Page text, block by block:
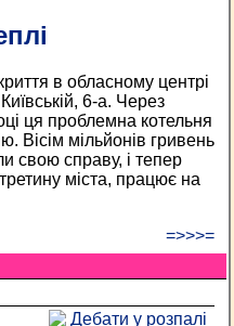
в обласному центрі
6-а. Через
ця проблемна котельня
Вісім мільйонів гривень
свою справу, і тепер
міста, працює на
=>>>=